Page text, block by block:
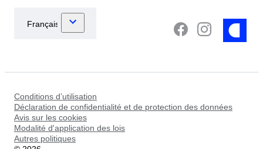
Conditions d’utilisation
Déclaration de confidentialité et de protection des données
Avis sur les cookies
Modalité d'application des lois
Autres politiques